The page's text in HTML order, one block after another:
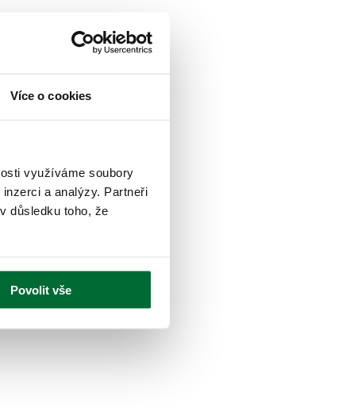
Více o cookies
využíváme soubory
a analýzy. Partneři
důsledku toho, že
Povolit vše
✨